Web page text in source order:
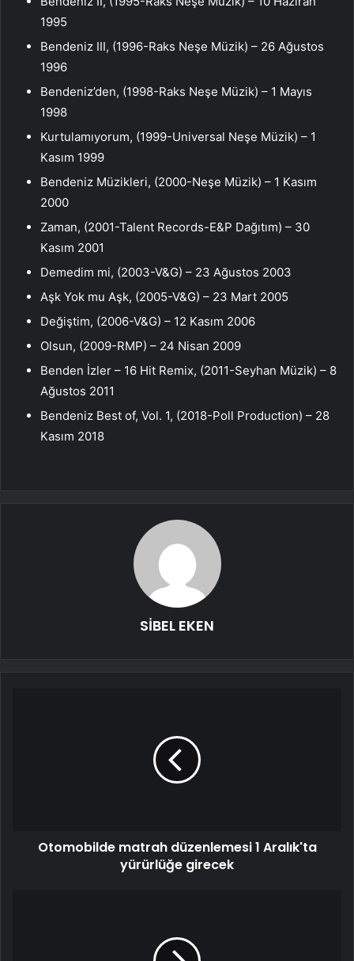
1995
Bendeniz III, (1996-Raks Neşe Müzik) – 26 Ağustos
1996
Bendeniz’den, (1998-Raks Neşe Müzik) – 1 Mayıs
1998
Kurtulamıyorum, (1999-Universal Neşe Müzik) – 1
Kasım 1999
Bendeniz Müzikleri, (2000-Neşe Müzik) – 1 Kasım
2000
Zaman, (2001-Talent Records-E&P Dağıtım) – 30
Kasım 2001
Demedim mi, (2003-V&G) – 23 Ağustos 2003
Aşk Yok mu Aşk, (2005-V&G) – 23 Mart 2005
Değiştim, (2006-V&G) – 12 Kasım 2006
Olsun, (2009-RMP) – 24 Nisan 2009
Benden İzler – 16 Hit Remix, (2011-Seyhan Müzik) – 8
Ağustos 2011
Bendeniz Best of, Vol. 1, (2018-Poll Production) – 28
Kasım 2018
SİBEL EKEN
Otomobilde matrah düzenlemesi 1 Aralık'ta
yürürlüğe girecek